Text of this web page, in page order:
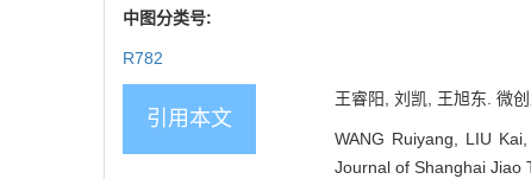
中图分类号:
R782
引用本文
王睿阳, 刘凯, 王旭东. 微
WANG Ruiyang, LIU
Journal of Shanghai Jiao